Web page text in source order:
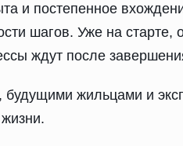
и постепенное
шагов. Уже на старте,
ждут после
будущими жильцами и